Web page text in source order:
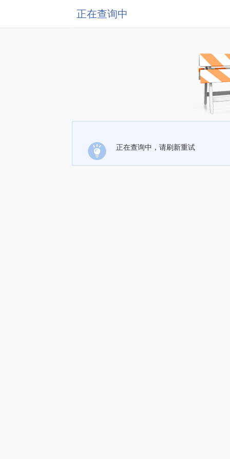
正在查询中
正在查询中，请刷新重试